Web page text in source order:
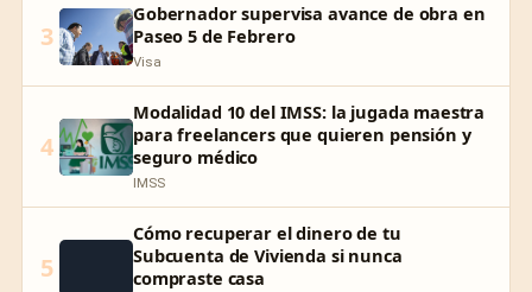
3
Gobernador supervisa avance de obra en
Paseo 5 de Febrero
Visa
4
Modalidad 10 del IMSS: la jugada maestra
para freelancers que quieren pensión y
seguro médico
IMSS
5
Cómo recuperar el dinero de tu
Subcuenta de Vivienda si nunca
compraste casa